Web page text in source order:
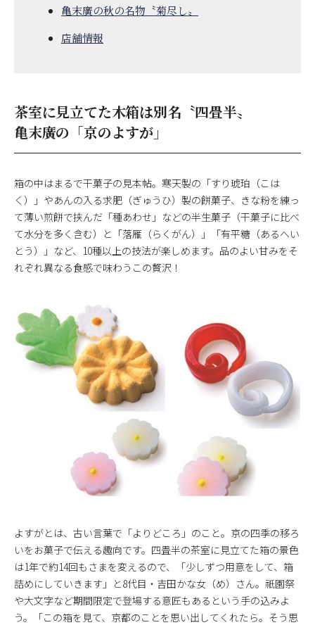
亀末廣の秋の名物〝菊尽し〟
店舗情報
茶室に見立てた木箱は別名〝四畳半〟
亀末廣の「京のよすが」
箱の中はまるで干菓子の見本帖。寒天製の「すり琥珀（こは
く）」やあんの入る求肥（ぎゅうひ）製の餅菓子、きな粉を練っ
て薄い煎餅で挟んだ「種あわせ」などの半生菓子（干菓子に比べ
て水分を多く含む）と「落雁（らくがん）」「有平糖（あるへい
とう）」など、10種以上の技法が楽しめます。品のよい甘みをそ
れぞれ異なる食感で味わうこの贅沢！
よすがとは、古い言葉で「よりどころ」のこと。京の四季の移ろ
いをお菓子で伝える趣向です。四畳半の茶室に見立てた箱の景色
は1年で約14回もさまを変えるので、「少しずつ用意をして、箱
詰めにしていきます」と8代目・吉田かな女（め）さん。祇園祭
や大文字など期間限定で登場する意匠もあるという手の込みよ
う。「この箱を見て、京都のことを思い出してくれたら。そう思